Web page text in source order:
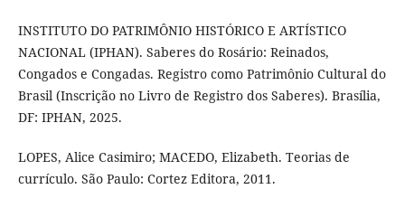
INSTITUTO DO PATRIMÔNIO HISTÓRICO E ARTÍSTICO
NACIONAL (IPHAN). Saberes do Rosário: Reinados,
Congados e Congadas. Registro como Patrimônio Cultural do
Brasil (Inscrição no Livro de Registro dos Saberes). Brasília,
DF: IPHAN, 2025.
LOPES, Alice Casimiro; MACEDO, Elizabeth. Teorias de
currículo. São Paulo: Cortez Editora, 2011.